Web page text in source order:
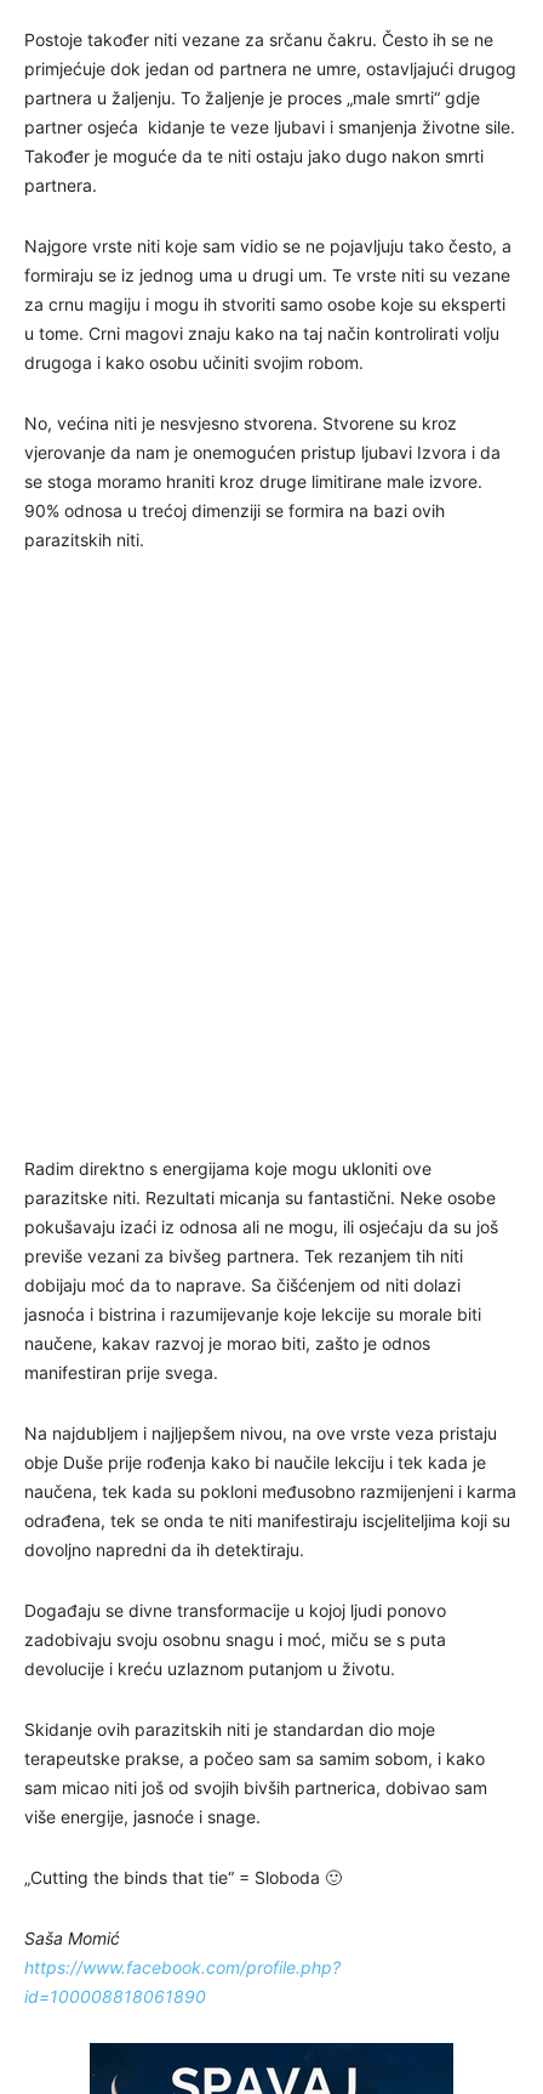
Postoje također niti vezane za srčanu čakru. Često ih se ne
primjećuje dok jedan od partnera ne umre, ostavljajući drugog
partnera u žaljenju. To žaljenje je proces „male smrti“ gdje
partner osjeća kidanje te veze ljubavi i smanjenja životne sile.
Također je moguće da te niti ostaju jako dugo nakon smrti
partnera.
Najgore vrste niti koje sam vidio se ne pojavljuju tako često, a
formiraju se iz jednog uma u drugi um. Te vrste niti su vezane
za crnu magiju i mogu ih stvoriti samo osobe koje su eksperti
u tome. Crni magovi znaju kako na taj način kontrolirati volju
drugoga i kako osobu učiniti svojim robom.
No, većina niti je nesvjesno stvorena. Stvorene su kroz
vjerovanje da nam je onemogućen pristup ljubavi Izvora i da
se stoga moramo hraniti kroz druge limitirane male izvore.
90% odnosa u trećoj dimenziji se formira na bazi ovih
parazitskih niti.
Radim direktno s energijama koje mogu ukloniti ove
parazitske niti. Rezultati micanja su fantastični. Neke osobe
pokušavaju izaći iz odnosa ali ne mogu, ili osjećaju da su još
previše vezani za bivšeg partnera. Tek rezanjem tih niti
dobijaju moć da to naprave. Sa čišćenjem od niti dolazi
jasnoća i bistrina i razumijevanje koje lekcije su morale biti
naučene, kakav razvoj je morao biti, zašto je odnos
manifestiran prije svega.
Na najdubljem i najljepšem nivou, na ove vrste veza pristaju
obje Duše prije rođenja kako bi naučile lekciju i tek kada je
naučena, tek kada su pokloni međusobno razmijenjeni i karma
odrađena, tek se onda te niti manifestiraju iscjeliteljima koji su
dovoljno napredni da ih detektiraju.
Događaju se divne transformacije u kojoj ljudi ponovo
zadobivaju svoju osobnu snagu i moć, miču se s puta
devolucije i kreću uzlaznom putanjom u životu.
Skidanje ovih parazitskih niti je standardan dio moje
terapeutske prakse, a počeo sam sa samim sobom, i kako
sam micao niti još od svojih bivših partnerica, dobivao sam
više energije, jasnoće i snage.
„Cutting the binds that tie“ = Sloboda 🙂
Saša Momić
https://www.facebook.com/profile.php?
id=100008818061890